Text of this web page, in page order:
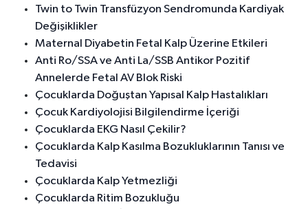
Twin to Twin Transfüzyon Sendromunda Kardiyak
Değişiklikler
Maternal Diyabetin Fetal Kalp Üzerine Etkileri
Anti Ro/SSA ve Anti La/SSB Antikor Pozitif
Annelerde Fetal AV Blok Riski
Çocuklarda Doğuştan Yapısal Kalp Hastalıkları
Çocuk Kardiyolojisi Bilgilendirme İçeriği
Çocuklarda EKG Nasıl Çekilir?
Çocuklarda Kalp Kasılma Bozukluklarının Tanısı ve
Tedavisi
Çocuklarda Kalp Yetmezliği
Çocuklarda Ritim Bozukluğu